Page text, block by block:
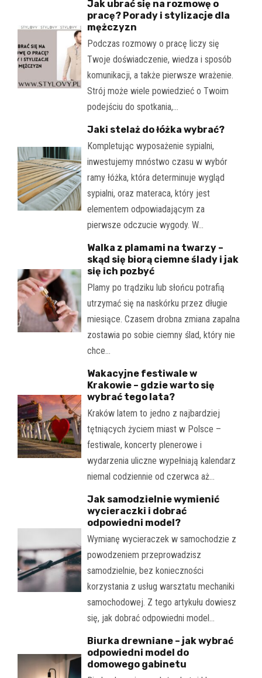
Jak ubrać się na rozmowę o
pracę? Porady i stylizacje dla
mężczyzn
Podczas rozmowy o pracę liczy się
Twoje doświadczenie, wiedza i sposób
komunikacji, a także pierwsze wrażenie.
Strój może wiele powiedzieć o Twoim
podejściu do spotkania,…
Jaki stelaż do łóżka wybrać?
Kompletując wyposażenie sypialni,
inwestujemy mnóstwo czasu w wybór
ramy łóżka, która determinuje wygląd
sypialni, oraz materaca, który jest
elementem odpowiadającym za
pierwsze odczucie wygody. W…
Walka z plamami na twarzy –
skąd się biorą ciemne ślady i jak
się ich pozbyć
Plamy po trądziku lub słońcu potrafią
utrzymać się na naskórku przez długie
miesiące. Czasem drobna zmiana zapalna
zostawia po sobie ciemny ślad, który nie
chce…
Wakacyjne festiwale w
Krakowie – gdzie warto się
wybrać tego lata?
Kraków latem to jedno z najbardziej
tętniących życiem miast w Polsce –
festiwale, koncerty plenerowe i
wydarzenia uliczne wypełniają kalendarz
niemal codziennie od czerwca aż…
Jak samodzielnie wymienić
wycieraczki i dobrać
odpowiedni model?
Wymianę wycieraczek w samochodzie z
powodzeniem przeprowadzisz
samodzielnie, bez konieczności
korzystania z usług warsztatu mechaniki
samochodowej. Z tego artykułu dowiesz
się, jak dobrać odpowiedni model…
Biurka drewniane – jak wybrać
odpowiedni model do
domowego gabinetu